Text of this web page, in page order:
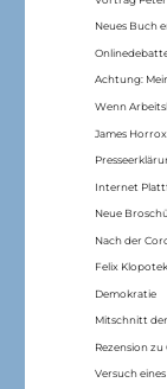
Neues Buch
Achtung:
Wenn
James
Internet
Neue
Nach der
Felix
Demokratie
Mitschnitt
Rezension
Versuch